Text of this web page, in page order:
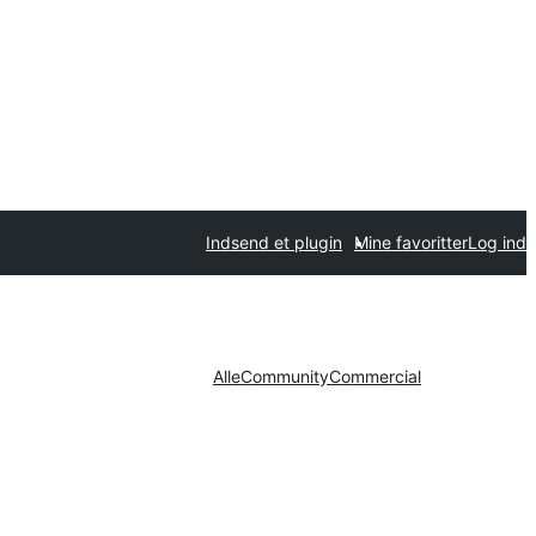
Indsend et plugin Mine favoritterLog ind
AlleCommunityCommercial